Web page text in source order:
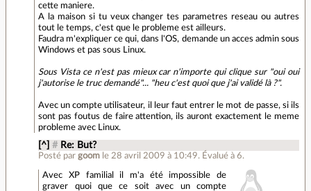
cette maniere.
A la maison si tu veux changer tes parametres reseau ou autres
tout le temps, c'est que le probleme est ailleurs.
Faudra m'expliquer ce qui, dans l'OS, demande un acces admin sous
Windows et pas sous Linux.
Sous Vista ce n'est pas mieux car n'importe qui clique sur "oui oui
j'autorise le truc demandé"... "heu c'est quoi que j'ai validé là ?".
Avec un compte utilisateur, il leur faut entrer le mot de passe, si ils
sont pas foutus de faire attention, ils auront exactement le meme
probleme avec Linux.
[^] # Re: But?
Posté pargoom le 28 avril 2009 à 10:49. Évalué à6.
Avec XP familial il m'a été impossible de
graver quoi que ce soit avec un compte